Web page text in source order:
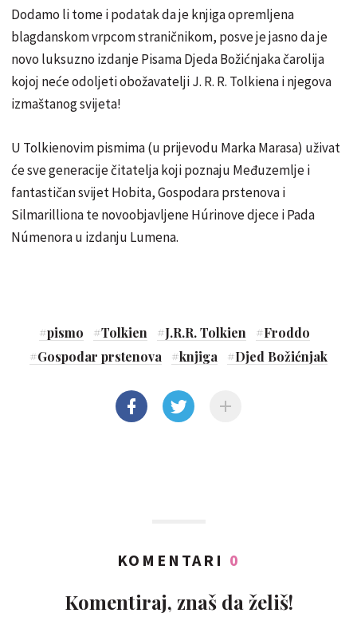
Dodamo li tome i podatak da je knjiga opremljena
blagdanskom vrpcom straničnikom, posve je jasno da je
novo luksuzno izdanje Pisama Djeda Božićnjaka čarolija
kojoj neće odoljeti obožavatelji J. R. R. Tolkiena i njegova
izmaštanog svijeta!
U Tolkienovim pismima (u prijevodu Marka Marasa) uživat
će sve generacije čitatelja koji poznaju Međuzemlje i
fantastičan svijet Hobita, Gospodara prstenova i
Silmarilliona te novoobjavljene Húrinove djece i Pada
Númenora u izdanju Lumena.
#pismo #Tolkien #J.R.R. Tolkien #Froddo
#Gospodar prstenova #knjiga #Djed Božićnjak
KOMENTARI 0
Komentiraj, znaš da želiš!